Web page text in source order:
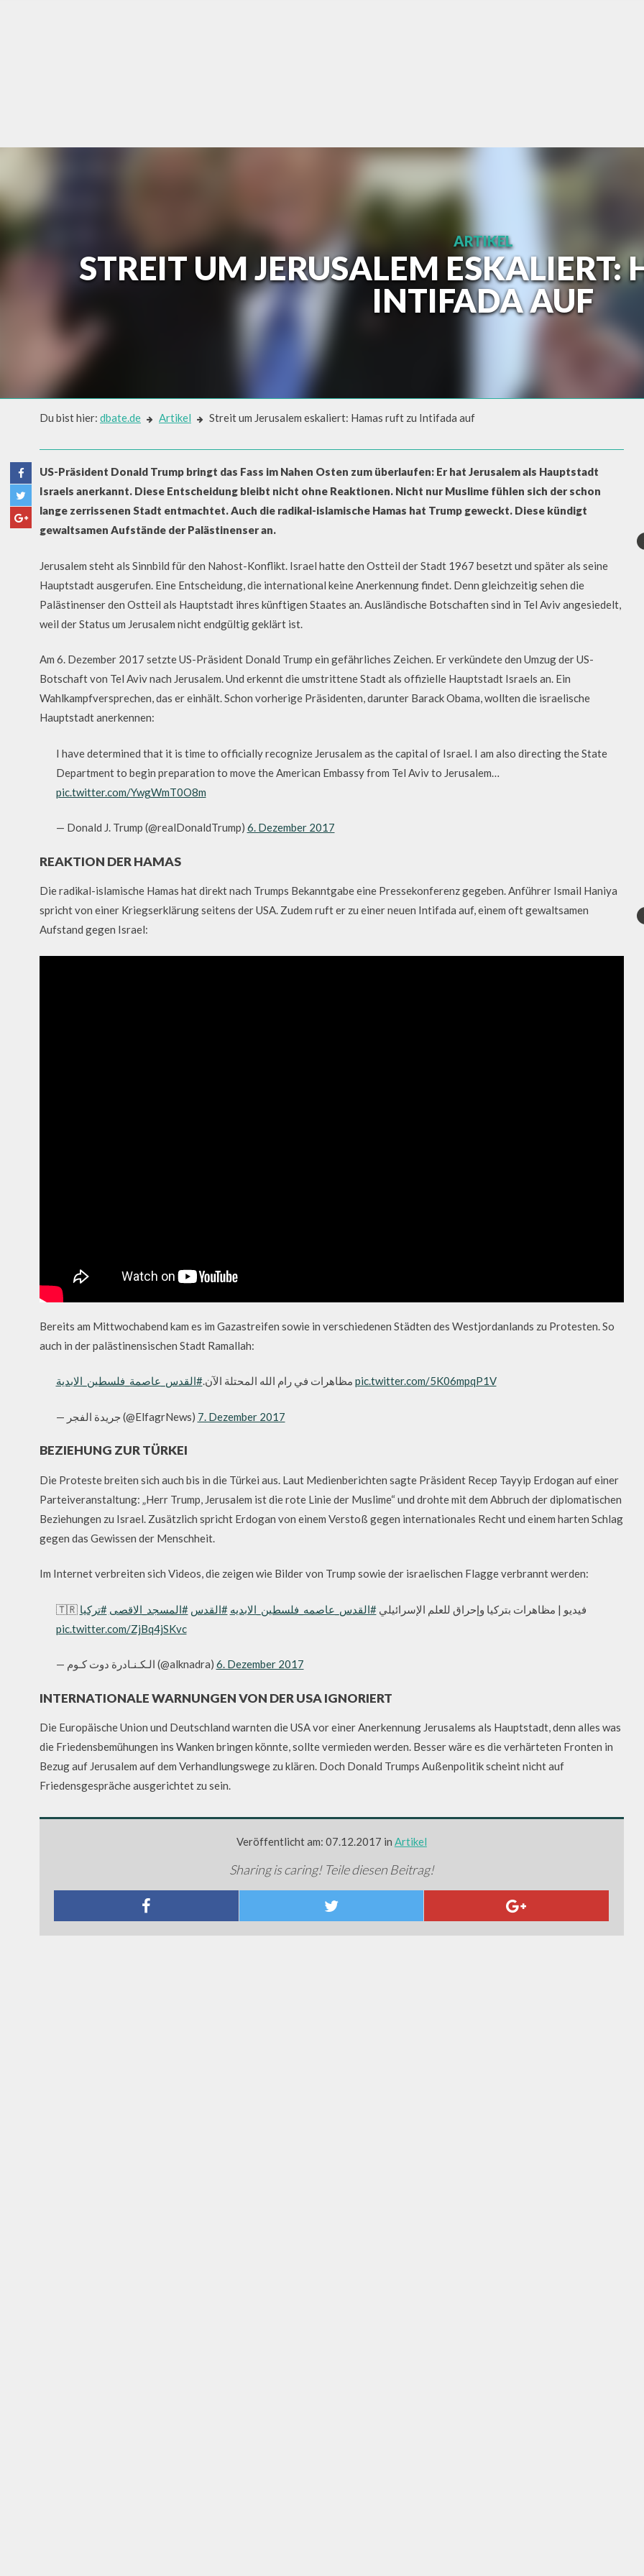
ARTIKEL
STREIT UM JERUSALEM ESKALIERT:
INTIFADA AUF
Du bist hier: dbate.de Artikel Streit um Jerusalem eskaliert: Hamas ruft zu Intifada auf
STREIT UM JERUSALEM ESKALIERT: HAMAS RUFT ZU
INTIFADA AUF
US-Präsident Donald Trump bringt das Fass im Nahen Osten zum überlaufen: Er hat Jerusalem als Hauptstadt
Israels anerkannt. Diese Entscheidung bleibt nicht ohne Reaktionen. Nicht nur Muslime fühlen sich der schon
lange zerrissenen Stadt entmachtet. Auch die radikal-islamische Hamas hat Trump geweckt. Diese kündigt
gewaltsamen Aufstände der Palästinenser an.
Jerusalem steht als Sinnbild für den Nahost-Konflikt. Israel hatte den Ostteil der Stadt 1967 besetzt und später als seine
Hauptstadt ausgerufen. Eine Entscheidung, die international keine Anerkennung findet. Denn gleichzeitig sehen die
Palästinenser den Ostteil als Hauptstadt ihres künftigen Staates an. Ausländische Botschaften sind in Tel Aviv angesiedelt,
weil der Status um Jerusalem nicht endgültig geklärt ist.
Am 6. Dezember 2017 setzte US-Präsident Donald Trump ein gefährliches Zeichen. Er verkündete den Umzug der US-
Botschaft von Tel Aviv nach Jerusalem. Und erkennt die umstrittene Stadt als offizielle Hauptstadt Israels an. Ein
Wahlkampfversprechen, das er einhält. Schon vorherige Präsidenten, darunter Barack Obama, wollten die israelische
Hauptstadt anerkennen:
I have determined that it is time to officially recognize Jerusalem as the capital of Israel. I am also directing the State
Department to begin preparation to move the American Embassy from Tel Aviv to Jerusalem…
pic.twitter.com/YwgWmT0O8m
— Donald J. Trump (@realDonaldTrump) 6. Dezember 2017
REAKTION DER HAMAS
Die radikal-islamische Hamas hat direkt nach Trumps Bekanntgabe eine Pressekonferenz gegeben. Anführer Ismail Haniya
spricht von einer Kriegserklärung seitens der USA. Zudem ruft er zu einer neuen Intifada auf, einem oft gewaltsamen
Aufstand gegen Israel:
Bereits am Mittwochabend kam es im Gazastreifen sowie in verschiedenen Städten des Westjordanlands zu Protesten. So
auch in der palästinensischen Stadt Ramallah:
مظاهرات في رام الله المحتلة الآن.#القدس_عاصمة_فلسطين_الابدية pic.twitter.com/5K06mpqP1V
— جريدة الفجر (@ElfagrNews) 7. Dezember 2017
BEZIEHUNG ZUR TÜRKEI
Die Proteste breiten sich auch bis in die Türkei aus. Laut Medienberichten sagte Präsident Recep Tayyip Erdogan auf einer
Parteiveranstaltung: „Herr Trump, Jerusalem ist die rote Linie der Muslime“ und drohte mit dem Abbruch der diplomatischen
Beziehungen zu Israel. Zusätzlich spricht Erdogan von einem Verstoß gegen internationales Recht und einem harten Schlag
gegen das Gewissen der Menschheit.
Im Internet verbreiten sich Videos, die zeigen wie Bilder von Trump sowie der israelischen Flagge verbrannt werden:
🇹🇷 فيديو | مظاهرات بتركيا وإحراق للعلم الإسرائيلي#القدس_عاصمه_فلسطين_الابديه #القدس #المسجد_الاقصى #تركيا
pic.twitter.com/ZjBq4jSKvc
— الـكـنـادرة دوت كـوم (@alknadra) 6. Dezember 2017
INTERNATIONALE WARNUNGEN VON DER USA IGNORIERT
Die Europäische Union und Deutschland warnten die USA vor einer Anerkennung Jerusalems als Hauptstadt, denn alles was
die Friedensbemühungen ins Wanken bringen könnte, sollte vermieden werden. Besser wäre es die verhärteten Fronten in
Bezug auf Jerusalem auf dem Verhandlungswege zu klären. Doch Donald Trumps Außenpolitik scheint nicht auf
Friedensgespräche ausgerichtet zu sein.
Veröffentlicht am: 07.12.2017 in Artikel
Sharing is caring! Teile diesen Beitrag!